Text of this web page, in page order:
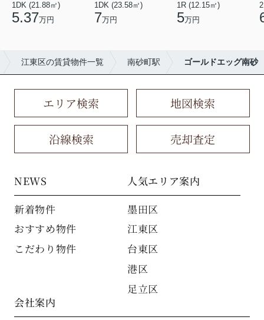
1DK (21.88㎡)
5.37万円
1DK (23.58㎡)
7万円
1R (12.15㎡)
5万円
江東区の賃貸物件一覧 南砂町駅 ゴールドエッグ南砂
エリア検索 地図検索
沿線検索 売却査定
NEWS
新着物件
おすすめ物件
こだわり物件
人気エリア案内
墨田区
江東区
台東区
港区
足立区
会社案内